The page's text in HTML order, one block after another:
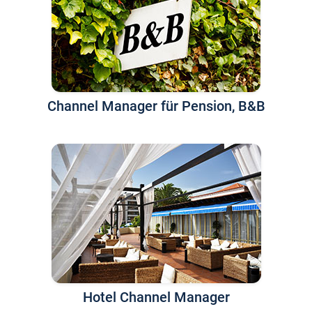
Channel Manager für Pension, B&B
Hotel Channel Manager